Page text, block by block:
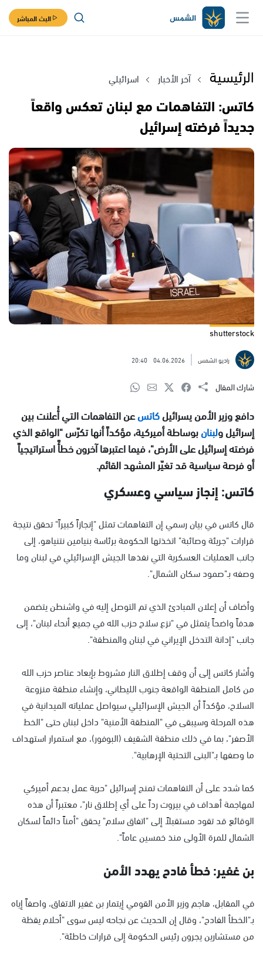
البث المباشر
الرئيسية آخر الأخبار اسرائيلي
كاتس: التفاهمات مع لبنان تعكس واقعاً
جديداً فرضته إسرائيل
shutterstock
راديو الشمس 04.06.2026
20:40
شارك المقال
دافع وزير الأمن يسرائيلكاتسعن التفاهمات التي أُعلنت بين
إسرائيل ولبنانبوساطة أميركية، مؤكداً أنها تكرّس "الواقع الذي
فرضته إسرائيل على الأرض"، فيما اعتبرها آخرون خطأً استراتيجياً
أو فرصة سياسية قد تغيّر المشهد القائم.
كاتس: إنجاز سياسي وعسكري
قال كاتس في بيان رسمي إن التفاهمات تمثل "إنجازاً كبيراً" تحقق نتيجة
قرارات "جريئة وصائبة" اتخذتها الحكومة برئاسة بنيامين نتنياهو، إلى
جانب العمليات العسكرية التي نفذها الجيش الإسرائيلي في لبنان وما
وصفه بـ"صمود سكان الشمال".
وأضاف أن إعلان المبادئ الذي تم التوصل إليه في واشنطن يتضمن
هدفاً واضحاً يتمثل في "نزع سلاح حزب الله في جميع أنحاء لبنان"، إلى
جانب "إدانة التدخل الإيراني في لبنان والمنطقة".
وأشار كاتس إلى أن وقف إطلاق النار مشروط بإبعاد عناصر حزب الله
من كامل المنطقة الواقعة جنوب الليطاني، وإنشاء منطقة منزوعة
السلاح، مؤكداً أن الجيش الإسرائيلي سيواصل عملياته الميدانية في
هذه المرحلة وسيبقى في "المنطقة الأمنية" داخل لبنان حتى "الخط
الأصفر"، بما في ذلك منطقة الشقيف (البوفور)، مع استمرار استهداف
ما وصفها بـ"البنى التحتية الإرهابية".
كما شدد على أن التفاهمات تمنح إسرائيل "حرية عمل بدعم أميركي
لمهاجمة أهداف في بيروت رداً على أي إطلاق نار"، معتبراً أن هذه
الوقائع قد تقود مستقبلاً إلى "اتفاق سلام" يحقق "أمناً دائماً لسكان
الشمال للمرة الأولى منذ خمسين عاماً".
بن غفير: خطأ فادح يهدد الأمن
في المقابل، هاجم وزير الأمن القومي إيتمار بن غفير الاتفاق، واصفاً إياه
بـ"الخطأ الفادح"، وقال إن الحديث عن نجاحه ليس سوى "أحلام يقظة
من مستشارين يجرون رئيس الحكومة إلى قرارات خاطئة".